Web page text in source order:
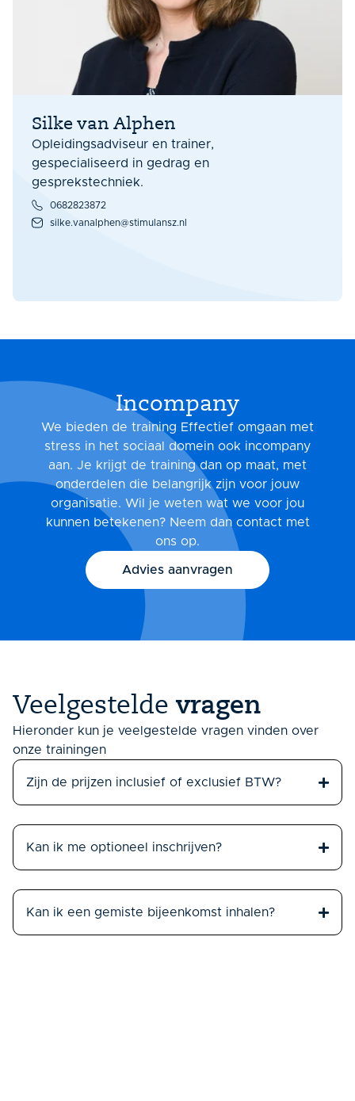
Silke van Alphen
Opleidingsadviseur en trainer,
gespecialiseerd in gedrag en
gesprekstechniek.
0682823872
silke.vanalphen@stimulansz.nl
Incompany
We bieden de training Effectief omgaan met
stress in het sociaal domein ook incompany
aan. Je krijgt de training dan op maat, met
onderdelen die belangrijk zijn voor jouw
organisatie. Wil je weten wat we voor jou
kunnen betekenen? Neem dan contact met
ons op.
Advies aanvragen
Veelgesteldevragen
Hieronder kun je veelgestelde vragen vinden over
onze trainingen
Zijn de prijzen inclusief of exclusief BTW?
Kan ik me optioneel inschrijven?
Kan ik een gemiste bijeenkomst inhalen?